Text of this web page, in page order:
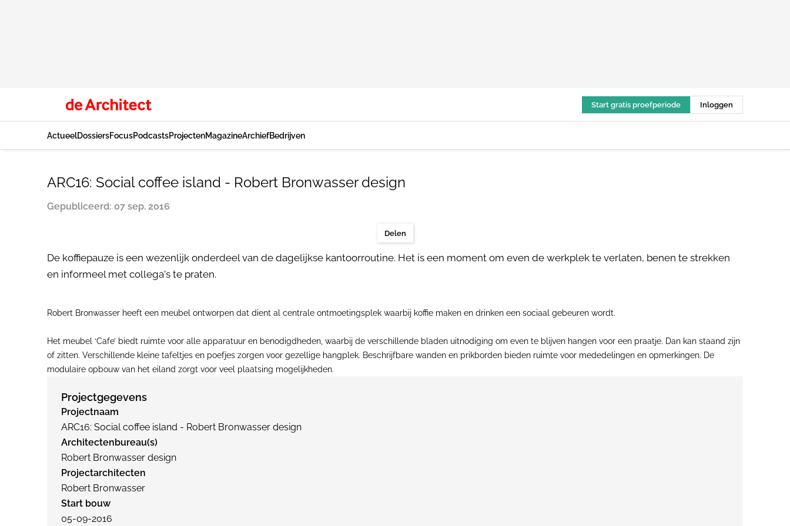
Start gratis proefperiode Inloggen
ActueelDossiersFocusPodcastsProjectenMagazineArchiefBedrijven
ARC16: Social coffee island - Robert Bronwasser design
Gepubliceerd: 07 sep. 2016
Delen
De koffiepauze is een wezenlijk onderdeel van de dagelijkse kantoorroutine. Het is een moment om even de werkplek te verlaten, benen te strekken
en informeel met collega's te praten.
Robert Bronwasser heeft een meubel ontworpen dat dient al centrale ontmoetingsplek waarbij koffie maken en drinken een sociaal gebeuren wordt.
Het meubel ‘Cafe’ biedt ruimte voor alle apparatuur en benodigdheden, waarbij de verschillende bladen uitnodiging om even te blijven hangen voor een praatje. Dan kan staand zijn
of zitten. Verschillende kleine tafeltjes en poefjes zorgen voor gezellige hangplek. Beschrijfbare wanden en prikborden bieden ruimte voor mededelingen en opmerkingen. De
modulaire opbouw van het eiland zorgt voor veel plaatsing mogelijkheden.
Projectgegevens
Projectnaam
ARC16: Social coffee island - Robert Bronwasser design
Architectenbureau(s)
Robert Bronwasser design
Projectarchitecten
Robert Bronwasser
Start bouw
05-09-2016